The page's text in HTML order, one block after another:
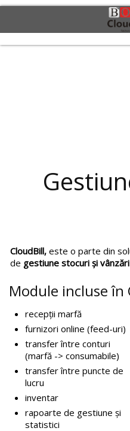
CloudBill, este o parte din
de gestiune stocuri și
Module incluse în
recepții marfă
furnizori online (feed-uri)
transfer între conturi
(marfă -> consumabile)
transfer între puncte de
lucru
inventar
rapoarte de gestiune și
statistici